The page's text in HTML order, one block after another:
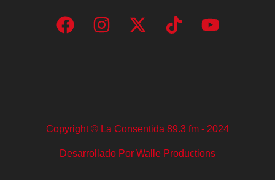
Copyright © La Consentida 89.3 fm - 2024
Desarrollado Por Walle Productions